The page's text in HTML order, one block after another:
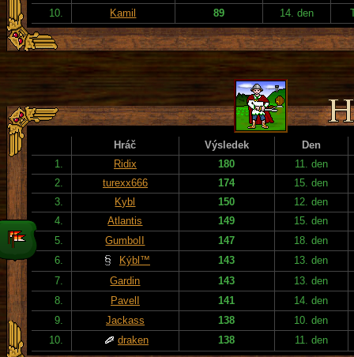
10.
Kamil 89 14. den
Hráč Výsledek
Den
1.
Ridix 180
11. den
2.
turexx666 174
15. den
3.
Kybl 150
12. den
4.
Atlantis 149
15. den
5.
GumboII 147
18. den
6.
Kýbl™ 143
13. den
7.
Gardin 143
13. den
8.
PavelI 141
14. den
9.
Jackass 138
10. den
10.
draken 138 11. den